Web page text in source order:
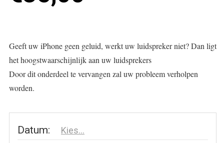
Geeft uw iPhone geen geluid, werkt uw luidspreker niet? Dan ligt
het hoogstwaarschijnlijk aan uw luidsprekers
Door dit onderdeel te vervangen zal uw probleem verholpen
worden.
Datum: Kies...